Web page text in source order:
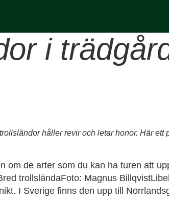
i
håller revir och letar honor. Här
om de arter som du kan ha turen att
trollsländaFoto: Magnus
I Sverige finns den upp till